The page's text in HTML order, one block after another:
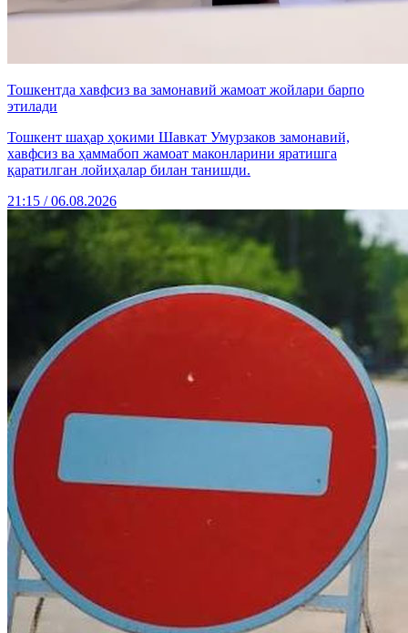
Тошкентда хавфсиз ва замонавий жамоат жойлари барпо
этилади
Тошкент шаҳар ҳокими Шавкат Умурзаков замонавий,
хавфсиз ва ҳаммабоп жамоат маконларини яратишга
қаратилган лойиҳалар билан танишди.
21:15 / 06.08.2026